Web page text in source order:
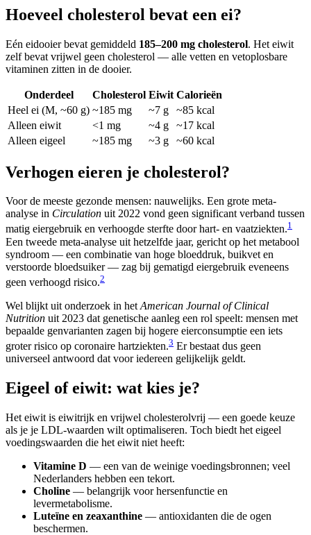
Hoeveel cholesterol bevat een ei?
Eén eidooier bevat gemiddeld 185–200 mg cholesterol. Het eiwit
zelf bevat vrijwel geen cholesterol — alle vetten en vetoplosbare
vitaminen zitten in de dooier.
Onderdeel Cholesterol Eiwit Calorieën
Heel ei (M, ~60 g) ~185 mg ~7 g
~85 kcal
Alleen eiwit
<1 mg ~4 g
~17 kcal
Alleen eigeel
~185 mg ~3 g ~60 kcal
Verhogen eieren je cholesterol?
Voor de meeste gezonde mensen: nauwelijks. Een grote meta-
analyse in Circulation uit 2022 vond geen significant verband tussen
matig eiergebruik en verhoogde sterfte door hart- en vaatziekten.1
Een tweede meta-analyse uit hetzelfde jaar, gericht op het metabool
syndroom — een combinatie van hoge bloeddruk, buikvet en
verstoorde bloedsuiker — zag bij gematigd eiergebruik eveneens
geen verhoogd risico.2
Wel blijkt uit onderzoek in het American Journal of Clinical
Nutrition uit 2023 dat genetische aanleg een rol speelt: mensen met
bepaalde genvarianten zagen bij hogere eierconsumptie een iets
groter risico op coronaire hartziekten.3 Er bestaat dus geen
universeel antwoord dat voor iedereen gelijkelijk geldt.
Eigeel of eiwit: wat kies je?
Het eiwit is eiwitrijk en vrijwel cholesterolvrij — een goede keuze
als je je LDL-waarden wilt optimaliseren. Toch biedt het eigeel
voedingswaarden die het eiwit niet heeft:
Vitamine D — een van de weinige voedingsbronnen; veel
Nederlanders hebben een tekort.
Choline — belangrijk voor hersenfunctie en
levermetabolisme.
Luteïne en zeaxanthine — antioxidanten die de ogen
beschermen.